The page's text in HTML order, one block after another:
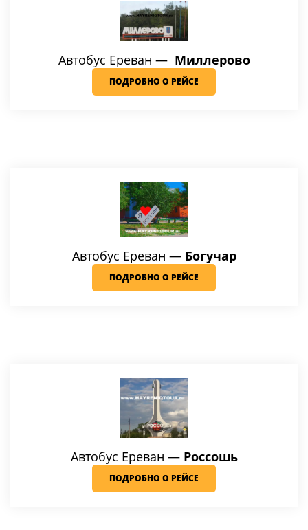
Автобус Ереван — Миллерово
ПОДРОБНО О РЕЙСЕ
Автобус Ереван — Богучар
ПОДРОБНО О РЕЙСЕ
Автобус Ереван — Россошь
ПОДРОБНО О РЕЙСЕ